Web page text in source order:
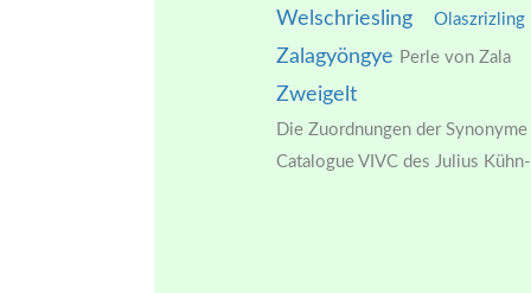
Welschriesling
Olaszrizling
Zalagyöngye Perle von Zala
Zweigelt
Die Zuordnungen der
Catalogue VIVC des Julius